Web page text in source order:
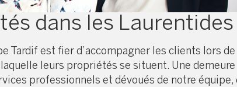
dans les Laurentides
Tardif est fier d’accompagner les clients lors de
leurs propriétés se situent. Une demeure
professionnels et dévoués de notre équipe,